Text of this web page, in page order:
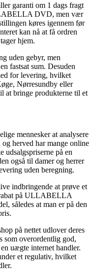
garanti om 1 dags fragt
DVD, men vær
køres igennem før
kan nå at få ordren
hjem.
uden gebyr, men
fastsat sum. Desuden
for levering, hvilket
Nørresundby eller
at bringe produkterne til et
mennesker at analysere
herved har mange online
udsalgspriserne på en
også til damer og herrer
uden beregning.
indbringende at prøve et
på ULLABELLA
således at man er på den
på nettet udlover deres
som overordentlig god,
uægte internet handler.
et regulativ, hvilket